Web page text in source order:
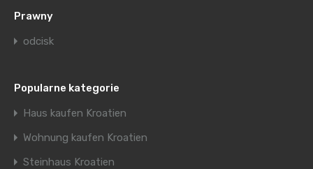
Prawny
odcisk
Popularne kategorie
Haus kaufen Kroatien
Wohnung kaufen Kroatien
Steinhaus Kroatien